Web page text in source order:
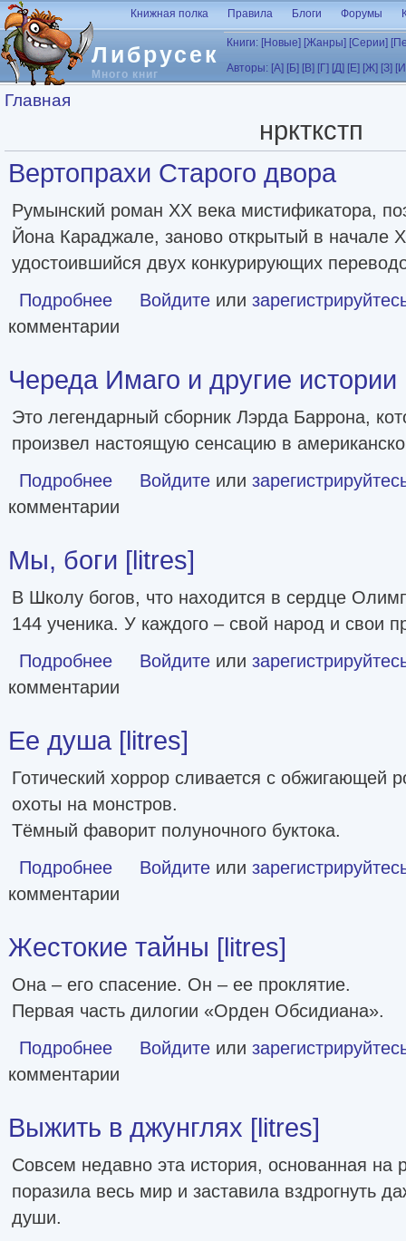
Перейти к основному содержанию
Либрусек
Много книг
Книжная полка Правила Блоги Форумы
Книги: [Новые] [Жанры] [Серии]
Авторы: [А] [Б] [В] [Г] [Д] [Е] [Ж] [З]
Вы здесь
Главная
нркткстп
Вертопрахи Старого двора
Румынский роман XX века мистификатора,
Йона Караджале, заново открытый в начале
удостоившийся двух конкурирующих
Подробнее о Вертопрахи Старого двора
Войдите или
комментарии
Череда Имаго и другие истории
Это легендарный сборник Лэрда Баррона,
произвел настоящую сенсацию в
Подробнее о Череда Имаго и другие истории [litres]
Войдите или
комментарии
Мы, боги [litres]
В Школу богов, что находится в сердце
144 ученика. У каждого – свой народ и свои
Подробнее о Мы, боги [litres]
Войдите или
комментарии
Ее душа [litres]
Готический хоррор сливается с обжигающей
охоты на монстров.
Тёмный фаворит полуночного буктока.
Подробнее о Ее душа [litres]
Войдите или
комментарии
Жестокие тайны [litres]
Она – его спасение. Он – ее проклятие.
Первая часть дилогии «Орден Обсидиана».
Подробнее о Жестокие тайны [litres]
Войдите или
комментарии
Выжить в джунглях [litres]
Совсем недавно эта история, основанная на
поразила весь мир и заставила вздрогнуть
души.